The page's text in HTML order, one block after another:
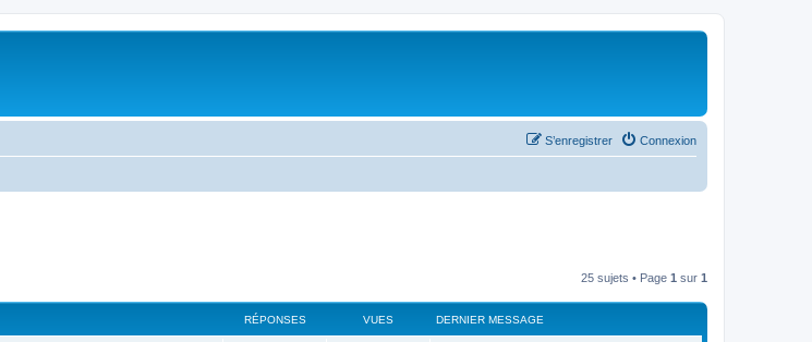
Connexion
S’enregistrer
25 sujets • Page 1 sur 1
RÉPONSES VUES DERNIER MESSAGE